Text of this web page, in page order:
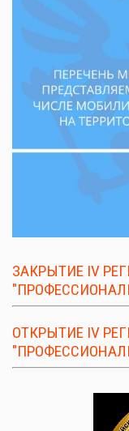
ЗАКРЫТИЕ IV
ОТКРЫТИЕ IV